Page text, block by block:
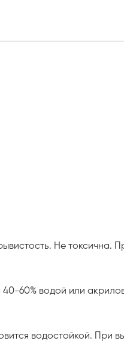
Не токсична.
60% водой или
водостойкой. При